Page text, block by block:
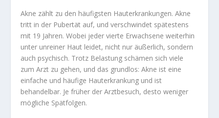
Akne zählt zu den häufigsten Hauterkrankungen. Akne
tritt in der Pubertät auf, und verschwindet spätestens
mit 19 Jahren. Wobei jeder vierte Erwachsene weiterhin
unter unreiner Haut leidet, nicht nur äußerlich, sondern
auch psychisch. Trotz Belastung schämen sich viele
zum Arzt zu gehen, und das grundlos: Akne ist eine
einfache und häufige Hauterkrankung und ist
behandelbar. Je früher der Arztbesuch, desto weniger
mögliche Spätfolgen.